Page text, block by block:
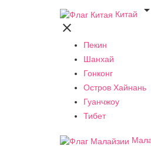
Китай


Пекин
Шанхай
Гонконг
Остров Хайнань
Гуанчжоу
Тибет